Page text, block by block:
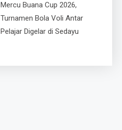
Mercu Buana Cup 2026,
Turnamen Bola Voli Antar
Pelajar Digelar di Sedayu